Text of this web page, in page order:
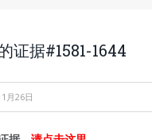
证据#1581-1644
月26日